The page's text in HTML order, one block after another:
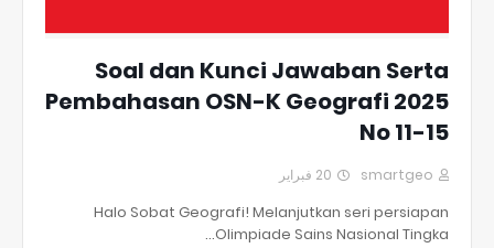
Soal dan Kunci Jawaban Serta
Pembahasan OSN-K Geografi 2025
No 11-15
smartgeo 20 فبراير
Halo Sobat Geografi! Melanjutkan seri persiapan
Olimpiade Sains Nasional Tingka…